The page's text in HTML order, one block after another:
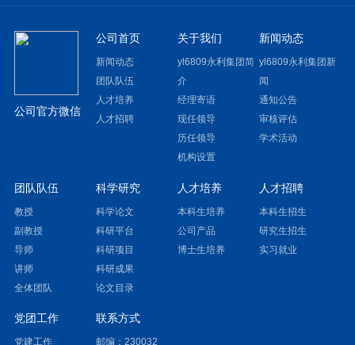
公司官方微信
公司首页
新闻动态
团队队伍
人才培养
人才招聘
关于我们
yl6809永利集团简
介
经理寄语
现任领导
历任领导
机构设置
新闻动态
yl6809永利集团新
闻
通知公告
审核评估
学术活动
团队队伍
教授
副教授
导师
讲师
全体团队
科学研究
科学论文
科研平台
科研项目
科研成果
论文目录
人才培养
本科生培养
公司产品
博士生培养
人才招聘
本科生招生
研究生招生
实习就业
党团工作
党建工作
联系方式
邮编：230032